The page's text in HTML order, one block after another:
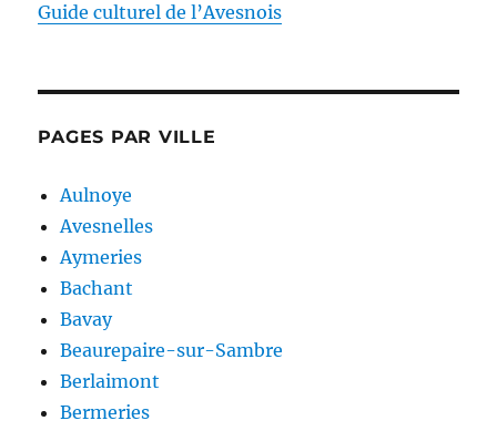
Guide culturel de l’Avesnois
PAGES PAR VILLE
Aulnoye
Avesnelles
Aymeries
Bachant
Bavay
Beaurepaire-sur-Sambre
Berlaimont
Bermeries